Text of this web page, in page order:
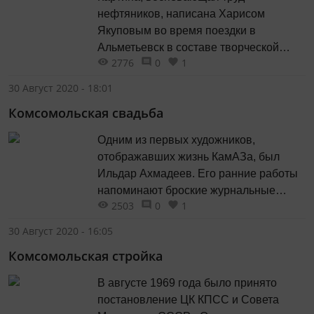
нефтяников, написана Харисом
Якуповым во время поездки в
Альметьевск в составе творческой
группы «Нефть», которую он
Россия» в 1975 году она получила
2776 0
1
30 Август 2020 - 18:01
Комсомольская свадьба
Одним из первых художников,
отображавших жизнь КамАЗа, был
Ильдар Ахмадеев. Его ранние работы
напоминают броские журнальные
обложки, и это не случайно.
2503 0
1
30 Август 2020 - 16:05
Комсомольская стройка
В августе 1969 года было принято
постановление ЦК КПСС и Совета